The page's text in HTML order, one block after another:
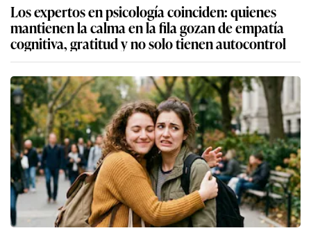
Los expertos en psicología coinciden: quienes
mantienen la calma en la fila gozan de empatía
cognitiva, gratitud y no solo tienen autocontrol